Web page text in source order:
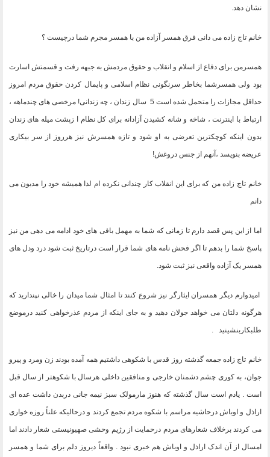
نشان دهد.
خانم تاج زاده می دانی فرق همسر آزاده من با همسر مجرم شما درچیست ؟
همسرمن برای دفاع از اسلام و انقلاب و حقوق مردمش به جبهه رفت و قسمتش اسارت
بود ولی همسرشما بخاطر سرنگونی نظام اسلامی و پایمال کردن حقوق مردم امروز
حداقل مجازات را متحمل شده است 5 سال زندان ، چه زندانی! مرخصی های چندماهه ،
ارتباط با اینترنت ، شاخه و شانه کشیدن آزادانه برای کل نظام ا زپشت میله های زندان
بدون اینکه کوچکترین تعرضی به او شود و تازه همسرش نیز هرروز از سر بیکاری
عریضه بنویسد ،آنهم از جنس دروغش !
خانم تاج زاده من که برای این انقلاب کار چندانی نکرده ام لذا همیشه خود را مدیون می
دانم
اما از این پس قصد دارم تا زمانی که شما به مهمل بافی های خود ادامه می دهی من نیز
پاسخ شما را بدهم تا اگر فحش نامه های شما قرار است درتاریخ ثبت شود درد ودل های
همسر یک آزاده واقعی نیز ثبت شود.
امیدوارم دیگر همسران ایثارگر نیز شروع کنند تا امثال شما میدان را خالی نپندارید که
هرگونه دلتان می خواهد جولان دهید و به جای اینکه از مردم عذرخواهی کنید درموضع
طلبکاربنشینید.
خانم تاج زاده جمعه گذشته روز قدس با شکوهی داشتیم همه آمده بودند زن ومرد و پیرو
جوان، به کوری چشم دشمنان خارجی و منافقین داخلی هرسال با شکوهتر از سال قبل
است . یادم است سال گذشته که هنوز مارمولک سبز نیمه جانی دربدن داشت عده ای
اراذل و اوباش درحاشیه مراسم با شکوه مردم تجمع کردند و درحالیکه علناً روزه خواری
می کردند برخلاف شعارهای مردم درحمایت از رژیم وحشی صهیونیستی شعار دادند اما
امسال از آن اندک اراذل و اوباش هم خبری نبود . واقعاً دیروز دلم برای شما و همسر